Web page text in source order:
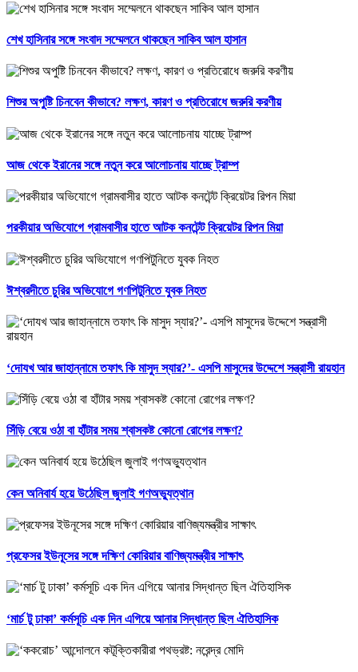
শেখ হাসিনার সঙ্গে সংবাদ সম্মেলনে থাকছেন সাকিব আল হাসান
শিশুর অপুষ্টি চিনবেন কীভাবে? লক্ষণ, কারণ ও প্রতিরোধে জরুরি করণীয়
আজ থেকে ইরানের সঙ্গে নতুন করে আলোচনায় যাচ্ছে ট্রাম্প
পরকীয়ার অভিযোগে গ্রামবাসীর হাতে আটক কনটেন্ট ক্রিয়েটর রিপন মিয়া
ঈশ্বরদীতে চুরির অভিযোগে গণপিটুনিতে যুবক নিহত
‘দোযখ আর জাহান্নামে তফাৎ কি মাসুদ স্যার?’- এসপি মাসুদের উদ্দেশে সন্ত্রাসী রায়হান
সিঁড়ি বেয়ে ওঠা বা হাঁটার সময় শ্বাসকষ্ট কোনো রোগের লক্ষণ?
কেন অনিবার্য হয়ে উঠেছিল জুলাই গণঅভ্যুত্থান
প্রফেসর ইউনূসের সঙ্গে দক্ষিণ কোরিয়ার বাণিজ্যমন্ত্রীর সাক্ষাৎ
‘মার্চ টু ঢাকা’ কর্মসূচি এক দিন এগিয়ে আনার সিদ্ধান্ত ছিল ঐতিহাসিক